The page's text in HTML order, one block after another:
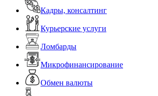
Кадры, консалтинг
Курьерские услуги
Ломбарды
Микрофинансирование
Обмен валюты